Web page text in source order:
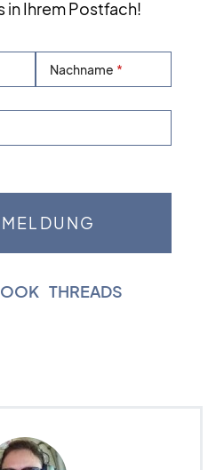
in Ihrem Postfach!
Nachname
THREADS